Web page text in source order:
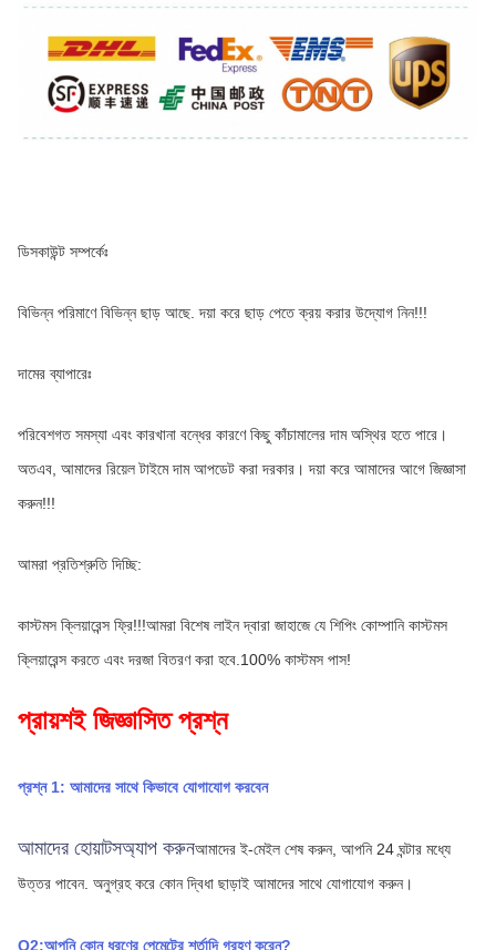
ডিসকাউন্ট সম্পর্কেঃ
বিভিন্ন পরিমাণে বিভিন্ন ছাড় আছে. দয়া করে ছাড় পেতে ক্রয় করার উদ্যোগ নিন!!!
দামের ব্যাপারেঃ
পরিবেশগত সমস্যা এবং কারখানা বন্ধের কারণে কিছু কাঁচামালের দাম অস্থির হতে পারে।
অতএব, আমাদের রিয়েল টাইমে দাম আপডেট করা দরকার। দয়া করে আমাদের আগে জিজ্ঞাসা
করুন!!!
আমরা প্রতিশ্রুতি দিচ্ছি:
কাস্টমস ক্লিয়ারেন্স ফ্রি!!!আমরা বিশেষ লাইন দ্বারা জাহাজে যে শিপিং কোম্পানি কাস্টমস
ক্লিয়ারেন্স করতে এবং দরজা বিতরণ করা হবে.100% কাস্টমস পাস!
প্রায়শই জিজ্ঞাসিত প্রশ্ন
প্রশ্ন 1: আমাদের সাথে কিভাবে যোগাযোগ করবেন
আমাদের হোয়াটসঅ্যাপ করুনআমাদের ই-মেইল শেষ করুন, আপনি 24 ঘন্টার মধ্যে
উত্তর পাবেন. অনুগ্রহ করে কোন দ্বিধা ছাড়াই আমাদের সাথে যোগাযোগ করুন।
Q2:আপনি কোন ধরণের পেমেন্টের শর্তাদি গ্রহণ করেন?